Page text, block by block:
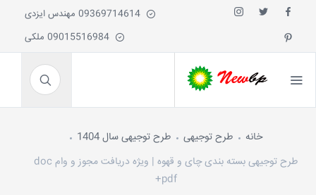
خانه طرح توجیهی
طرح توجیهی سال 1404
طرح توجیهی بسته بندی چای و قهوه | ویژه دریافت مجوز و وام doc
+pdf